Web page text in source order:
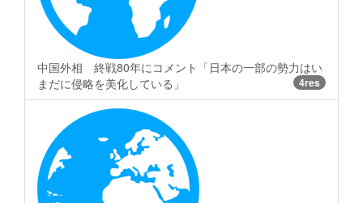
中国外相 終戦80年にコメント「日本の一部の勢力はい
まだに侵略を美化している」
4res